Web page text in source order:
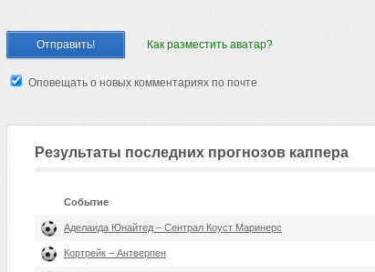
Как разместить аватар?
Оповещать о новых комментариях по почте
Результаты последних прогнозов каппера
Событие
Аделаида Юнайтед – Сентрал Коуст Маринерс
Кортрейк – Антверпен